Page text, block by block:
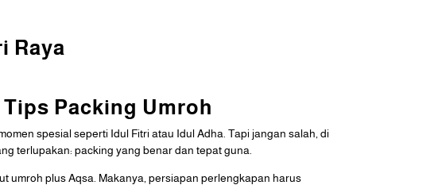
Raya
Packing Umroh
spesial seperti Idul Fitri atau Idul Adha. Tapi jangan salah, di
terlupakan: packing yang benar dan tepat guna.
umroh plus Aqsa. Makanya, persiapan perlengkapan harus